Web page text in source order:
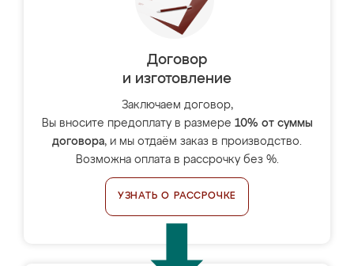
Договор
и изготовление
Заключаем договор,
Вы вносите предоплату в размере 10% от суммы
договора, и мы отдаём заказ в производство.
Возможна оплата в рассрочку без %.
УЗНАТЬ О РАССРОЧКЕ